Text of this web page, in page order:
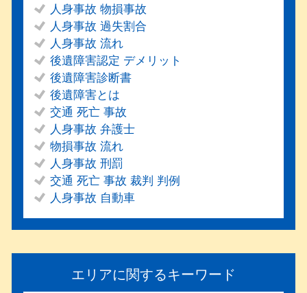
人身事故 物損事故
人身事故 過失割合
人身事故 流れ
後遺障害認定 デメリット
後遺障害診断書
後遺障害とは
交通 死亡 事故
人身事故 弁護士
物損事故 流れ
人身事故 刑罰
交通 死亡 事故 裁判 判例
人身事故 自動車
エリアに関するキーワード